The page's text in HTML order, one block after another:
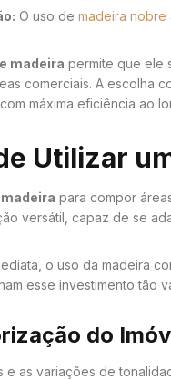
O uso de madeira nobre
madeira permite que ele
comerciais. A escolha
máxima eficiência ao
Utilizar
para compor
versátil, capaz de se
o uso da madeira
esse investimento tão
do
e as variações de